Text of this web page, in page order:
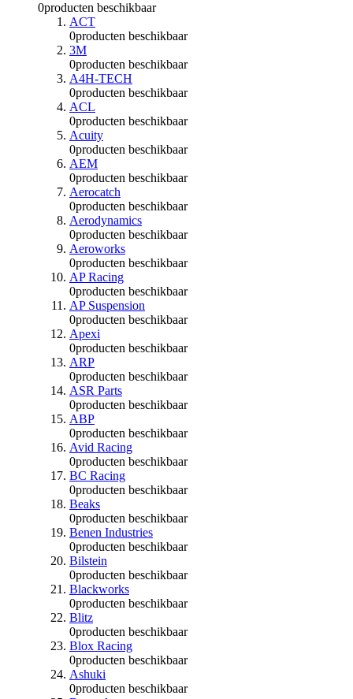
0producten beschikbaar
ACT
0producten beschikbaar
3M
0producten beschikbaar
A4H-TECH
0producten beschikbaar
ACL
0producten beschikbaar
Acuity
0producten beschikbaar
AEM
0producten beschikbaar
Aerocatch
0producten beschikbaar
Aerodynamics
0producten beschikbaar
Aeroworks
0producten beschikbaar
AP Racing
0producten beschikbaar
AP Suspension
0producten beschikbaar
Apexi
0producten beschikbaar
ARP
0producten beschikbaar
ASR Parts
0producten beschikbaar
ABP
0producten beschikbaar
Avid Racing
0producten beschikbaar
BC Racing
0producten beschikbaar
Beaks
0producten beschikbaar
Benen Industries
0producten beschikbaar
Bilstein
0producten beschikbaar
Blackworks
0producten beschikbaar
Blitz
0producten beschikbaar
Blox Racing
0producten beschikbaar
Ashuki
0producten beschikbaar